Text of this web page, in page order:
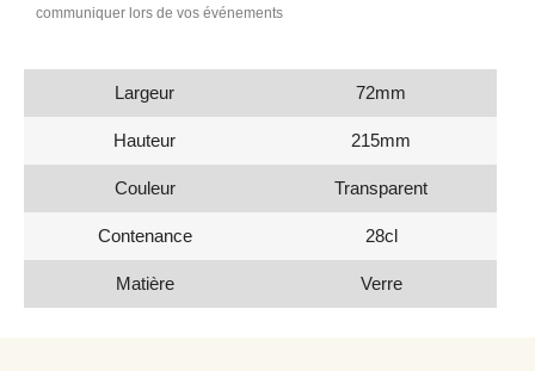
communiquer lors de vos événements
Largeur 72mm
Hauteur 215mm
Couleur Transparent
Contenance 28cl
Matière Verre